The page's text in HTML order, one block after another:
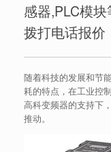
感器,PLC模
拨打电话报价
随着科技的发展和节
耗的特点，在工业控
高科变频器的支持下
推动。